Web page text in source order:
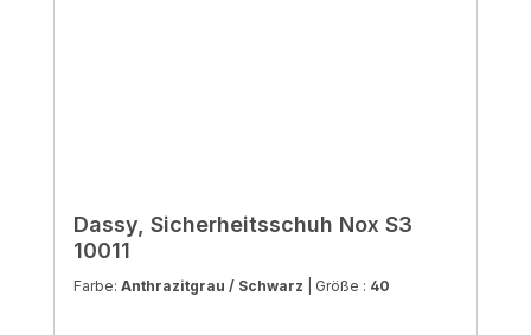
Dassy, Sicherheitsschuh Nox S3
10011
Farbe: Anthrazitgrau / Schwarz Größe : 40